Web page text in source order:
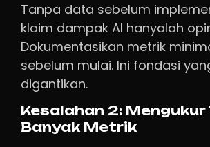
Tanpa data sebelum
klaim dampak AI hanyalah
Dokumentasikan metrik
sebelum mulai. Ini fondasi
digantikan.
Kesalahan 2: Mengukur
Banyak Metrik